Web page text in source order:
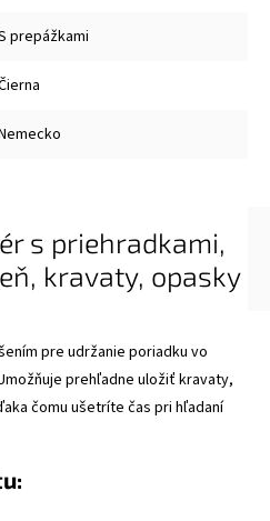
prepážkami
s priehradkami,
kravaty, opasky
pre udržanie poriadku vo
prehľadne uložiť kravaty,
čomu ušetríte čas pri hľadaní